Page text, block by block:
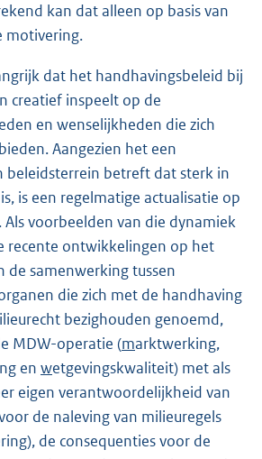
kan dat alleen op basis van
motivering.
dat het handhavingsbeleid bij
creatief inspeelt op de
en wenselijkheden die zich
Aangezien het een
beleidsterrein betreft dat sterk in
is een regelmatige actualisatie op
Als voorbeelden van die dynamiek
recente ontwikkelingen op het
de samenwerking tussen
die zich met de handhaving
bezighouden genoemd,
MDW-operatie (marktwerking,
en wetgevingskwaliteit) met als
eigen verantwoordelijkheid van
de naleving van milieuregels
de consequenties voor de